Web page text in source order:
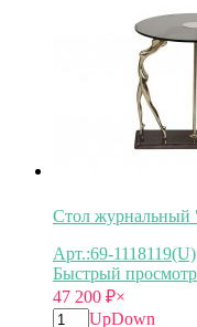
Стол журнальный
Арт.:69-1118119(U)
Быстрый просмотр
47 200 ₽×
UpDown